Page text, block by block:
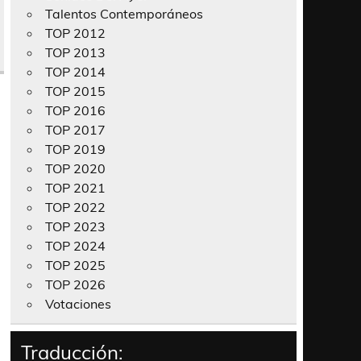
Talentos Contemporáneos
TOP 2012
TOP 2013
TOP 2014
TOP 2015
TOP 2016
TOP 2017
TOP 2019
TOP 2020
TOP 2021
TOP 2022
TOP 2023
TOP 2024
TOP 2025
TOP 2026
Votaciones
Traducción: